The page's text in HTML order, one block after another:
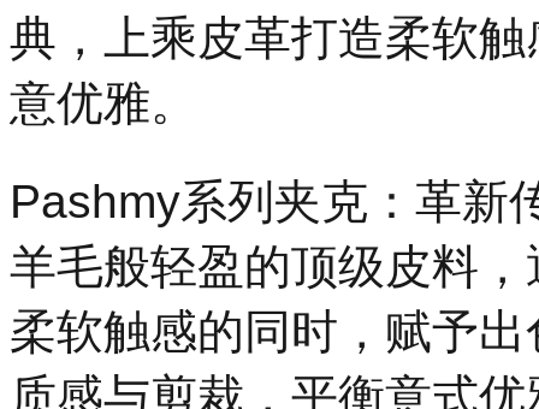
典，上乘皮革打造柔软
意优雅。
Pashmy系列夹克：革新
羊毛般轻盈的顶级皮料
柔软触感的同时，赋予
质感与剪裁，平衡意式